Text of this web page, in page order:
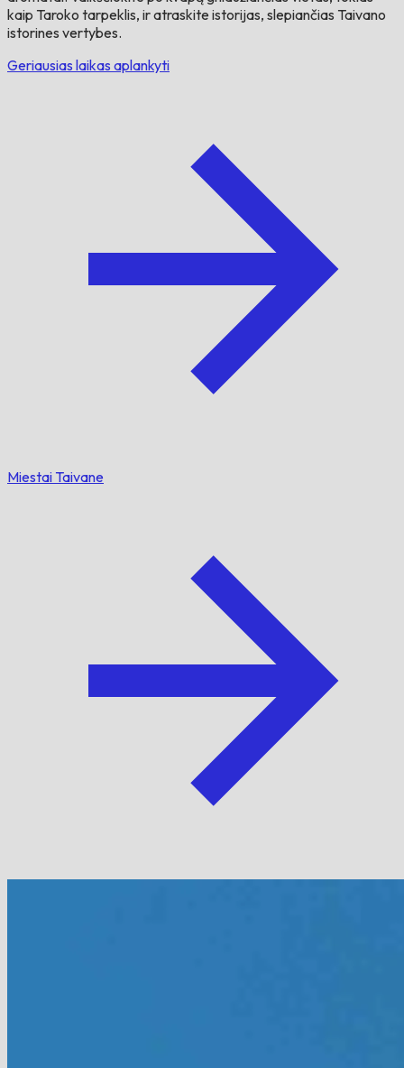
kaip Taroko tarpeklis, ir atraskite istorijas, slepiančias Taivano
istorines vertybes.
Geriausias laikas aplankyti
Miestai Taivane